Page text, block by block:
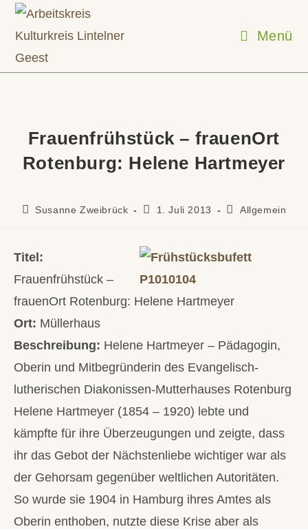
Zum
springen
Menü
Frauenfrühstück – frauenOrt
Rotenburg: Helene Hartmeyer
Beitrags-
Susanne Zweibrück
Beitrag
1. Juli 2013
Beitrags-
Allgemein
Titel:
Frauenfrühstück –
frauenOrt Rotenburg: Helene Hartmeyer
Ort: Müllerhaus
Beschreibung: Helene Hartmeyer – Pädagogin,
Oberin und Mitbegründerin des Evangelisch-
lutherischen Diakonissen-Mutterhauses Rotenburg
Helene Hartmeyer (1854 – 1920) lebte und
kämpfte für ihre Überzeugungen und zeigte, dass
ihr das Gebot der Nächstenliebe wichtiger war als
der Gehorsam gegenüber weltlichen Autoritäten.
So wurde sie 1904 in Hamburg ihres Amtes als
Oberin enthoben, nutzte diese Krise aber als